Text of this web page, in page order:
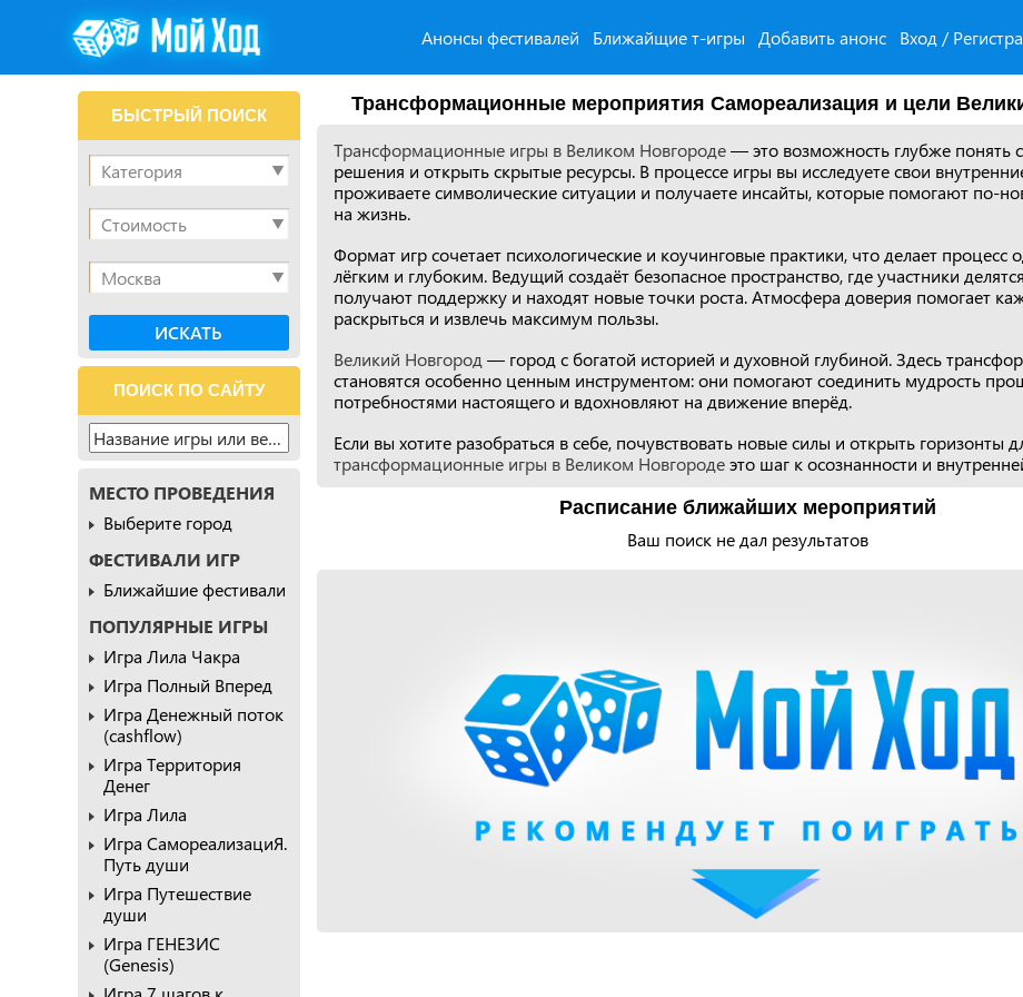
Анонсы фестивалей Ближайщие т-игры Добавить анонс Вход /
Трансформационные мероприятия Самореализация и цели
Трансформационные игры в Великом Новгороде— это возможность глубже понять
решения и открыть скрытые ресурсы. В процессе игры вы исследуете свои
проживаете символические ситуации и получаете инсайты, которые помогают по-
на жизнь.
Формат игр сочетает психологические и коучинговые практики, что делает процесс
лёгким и глубоким. Ведущий создаёт безопасное пространство, где участники
получают поддержку и находят новые точки роста. Атмосфера доверия помогает
раскрыться и извлечь максимум пользы.
Великий Новгород— город с богатой историей и духовной глубиной. Здесь
становятся особенно ценным инструментом: они помогают соединить мудрость
потребностями настоящего и вдохновляют на движение вперёд.
Если вы хотите разобраться в себе, почувствовать новые силы и открыть горизонты
трансформационные игры в Великом Новгородеэто шаг к осознанности и
Расписание ближайших мероприятий
Ваш поиск не дал результатов
БЫСТРЫЙ ПОИСК
ПОИСК ПО САЙТУ
МЕСТО ПРОВЕДЕНИЯ
Выберите город
ФЕСТИВАЛИ ИГР
Ближайшие фестивали
ПОПУЛЯРНЫЕ ИГРЫ
Игра Лила Чакра
Игра Полный Вперед
Игра Денежный поток
(cashflow)
Игра Территория
Денег
Игра Лила
Игра СамореализациЯ.
Путь души
Игра Путешествие
души
Игра ГЕНЕЗИС
(Genesis)